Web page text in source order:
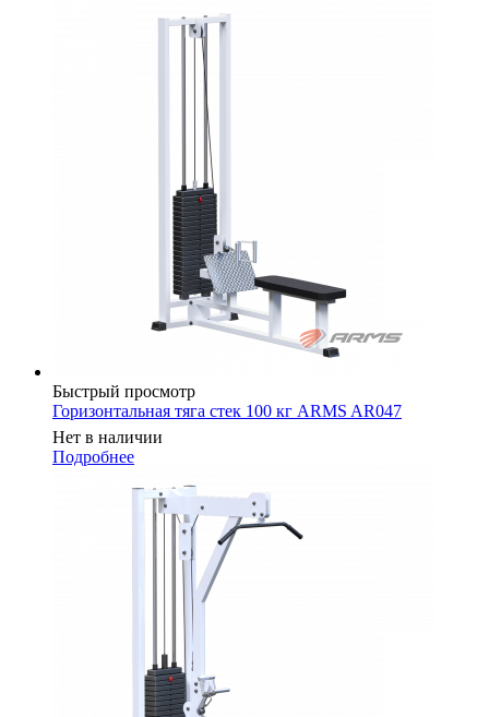
Быстрый просмотр
Горизонтальная тяга стек 100 кг ARMS AR047
Нет в наличии
Подробнее